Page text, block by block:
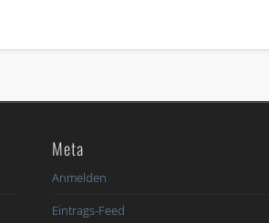
Meta
Anmelden
Eintrags-Feed